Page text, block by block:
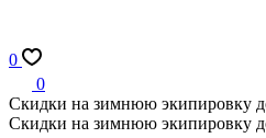
0
0
Скидки на зимнюю экипировку
Скидки на зимнюю экипировку